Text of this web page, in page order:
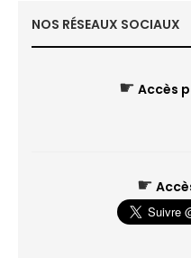
NOS RÉSEAUX SOCIAUX
☛ Accès
☛